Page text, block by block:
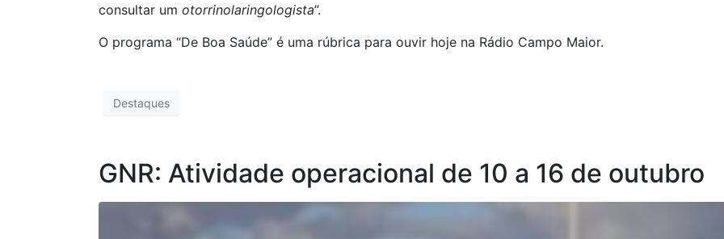
consultar um otorrinolaringologista”.
O programa “De Boa Saúde” é uma rúbrica para ouvir hoje na Rádio Campo Maior.
Destaques
GNR: Atividade operacional de 10 a 16 de outubro